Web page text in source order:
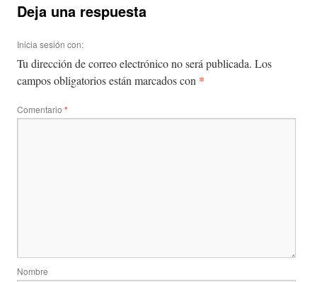
Deja una respuesta
Inicia sesión con:
Tu dirección de correo electrónico no será publicada. Los
campos obligatorios están marcados con *
Comentario *
Nombre